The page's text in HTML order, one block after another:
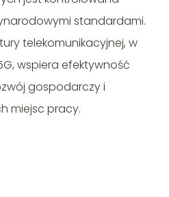
standardami.
telekomunikacyjnej, w
wspiera efektywność
gospodarczy i
miejsc pracy.